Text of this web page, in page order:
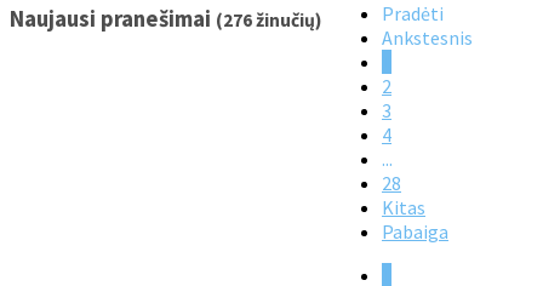
Naujausi pranešimai (276 žinučių)
Pradėti
Ankstesnis
2
3
4
...
28
Kitas
Pabaiga